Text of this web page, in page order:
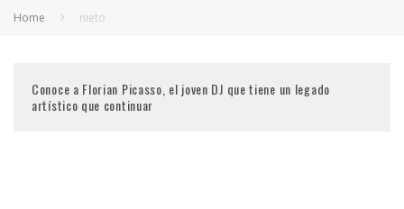
Home nieto
Conoce a Florian Picasso, el joven DJ que tiene un legado
artístico que continuar